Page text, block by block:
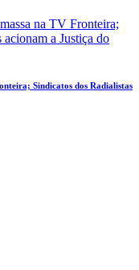
Sindicatos dos Radialistas